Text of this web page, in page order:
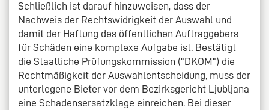
Schließlich ist darauf hinzuweisen, dass der
Nachweis der Rechtswidrigkeit der Auswahl und
damit der Haftung des öffentlichen Auftraggebers
für Schäden eine komplexe Aufgabe ist. Bestätigt
die Staatliche Prüfungskommission ("DKOM") die
Rechtmäßigkeit der Auswahlentscheidung, muss der
unterlegene Bieter vor dem Bezirksgericht Ljubljana
eine Schadensersatzklage einreichen. Bei dieser